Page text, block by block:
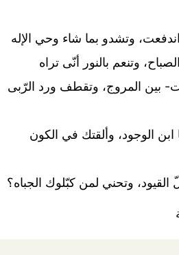
وتشدو بما شاء وحي الإله
وتنعم بالنور أنّى تراه
بين المروج، وتقطف ورد الرّبى
ابن الوجود، وألقتك في الكون
وتحني لمن كبّلوك الجباه؟